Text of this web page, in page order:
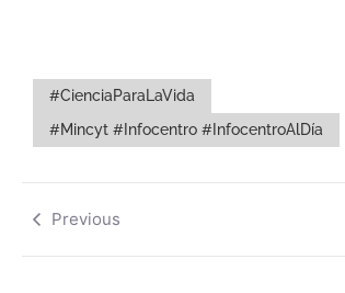
#CienciaParaLaVida
#Mincyt #Infocentro #InfocentroAlDía
Previous